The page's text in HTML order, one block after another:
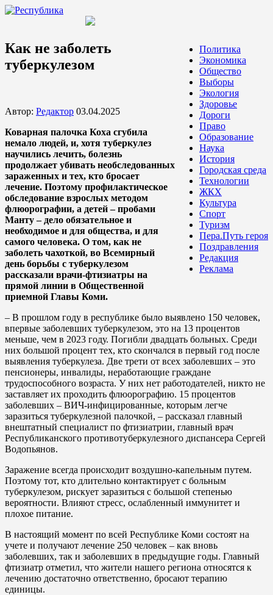
Политика
Экономика
Общество
Выборы
Экология
Здоровье
Дороги
Право
Образование
Наука
История
Городская среда
Технологии
ЖКХ
Культура
Спорт
Туризм
Пера.Путь героя
Поздравления
Редакция
Реклама
Как не заболеть
туберкулезом
Автор: Редактор 03.04.2025
Коварная палочка Коха сгубила
немало людей, и, хотя туберкулез
научились лечить, болезнь
продолжает убивать необследованных
зараженных и тех, кто бросает
лечение. Поэтому профилактическое
обследование взрослых методом
флюорографии, а детей – пробами
Манту – дело обязательное и
необходимое и для общества, и для
самого человека. О том, как не
заболеть чахоткой, во Всемирный
день борьбы с туберкулезом
рассказали врачи-фтизиатры на
прямой линии в Общественной
приемной Главы Коми.
– В прошлом году в республике было выявлено 150 человек,
впервые заболевших туберкулезом, это на 13 процентов
меньше, чем в 2023 году. Погибли двадцать больных. Среди
них большой процент тех, кто скончался в первый год после
выявления туберкулеза. Две трети от всех заболевших – это
пенсионеры, инвалиды, неработающие граждане
трудоспособного возраста. У них нет работодателей, никто не
заставляет их проходить флюорографию. 15 процентов
заболевших – ВИЧ-инфицированные, которым легче
заразиться туберкулезной палочкой, – рассказал главный
внештатный специалист по фтизиатрии, главный врач
Республиканского противотуберкулезного диспансера Сергей
Водопьянов.
Заражение всегда происходит воздушно-капельным путем.
Поэтому тот, кто длительно контактирует с больным
туберкулезом, рискует заразиться с большой степенью
вероятности. Влияют стресс, ослабленный иммунитет и
плохое питание.
В настоящий момент по всей Республике Коми состоят на
учете и получают лечение 250 человек – как вновь
заболевших, так и заболевших в предыдущие годы. Главный
фтизиатр отметил, что жители нашего региона относятся к
лечению достаточно ответственно, бросают терапию
единицы.